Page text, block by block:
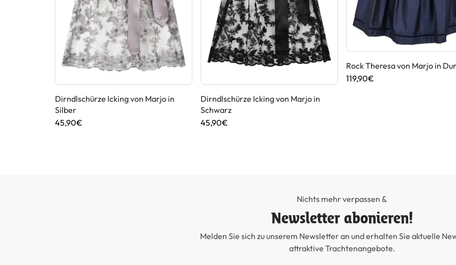
Dirndlschürze Icking von Marjo in
Silber
45,90€
Dirndlschürze Icking von Marjo in
Schwarz
45,90€
Rock Theresa von Marjo in
119,90€
Nichts mehr verpassen &
Newsletter abonieren!
Melden Sie sich zu unserem Newsletter an und erhalten Sie aktuelle
attraktive Trachtenangebote.